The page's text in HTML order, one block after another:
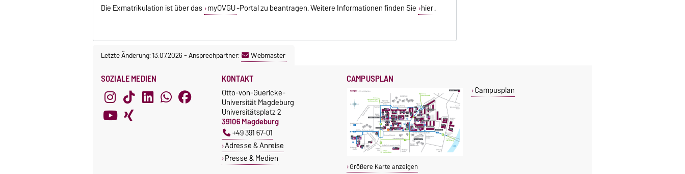
Die Exmatrikulation ist über das myOVGU-Portal zu beantragen. Weitere Informationen finden Sie hier.
Letzte Änderung: 13.07.2026-Ansprechpartner: Webmaster
SOZIALE MEDIEN KONTAKT
Otto-von-Guericke-
Universität Magdeburg
Universitätsplatz 2
39106 Magdeburg
+49 391 67-01
Adresse & Anreise
Presse & Medien
CAMPUSPLAN
Größere Karte anzeigen
Campusplan